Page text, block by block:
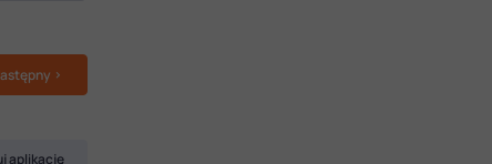
aplikację